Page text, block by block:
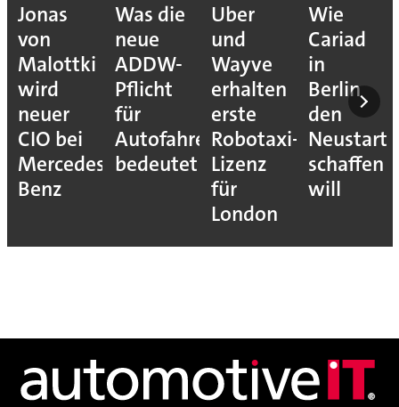
Jonas
von
Malottki
wird
neuer
CIO bei
Mercedes-
Benz
Was die
neue
ADDW-
Pflicht
für
Autofahrer
bedeutet
Uber
und
Wayve
erhalten
erste
Robotaxi-
Lizenz
für
London
Wie
Cariad
in
Berlin
den
Neustart
schaffen
will